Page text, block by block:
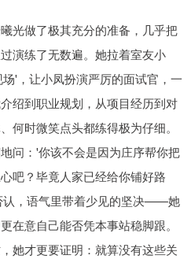
光做了极其充分的准备，几乎把
演练了无数遍。她拉着室友小
'，让小凤扮演严厉的面试官，一
绍到职业规划，从项目经历到对
何时微笑点头都练得极为仔细。
问：'你该不会是因为庄序帮你把
吧？毕竟人家已经给你铺好路
认，语气里带着少见的坚决——她
在意自己能否凭本事站稳脚跟。
她才更要证明：就算没有这些关